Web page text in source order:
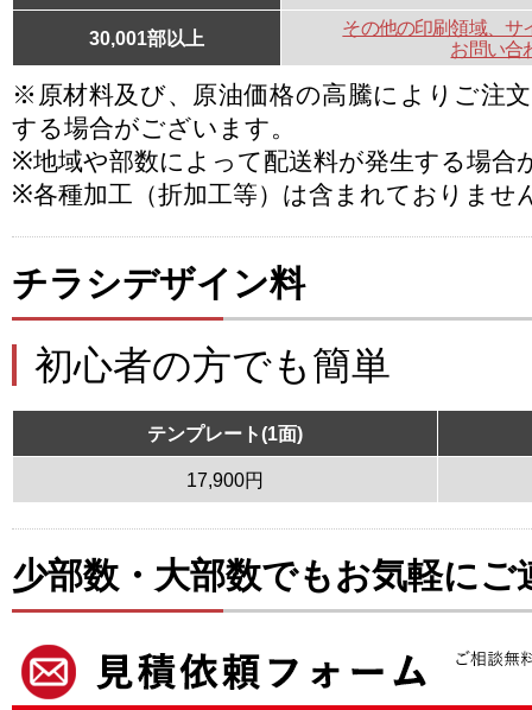
30,001部以上
その他の印刷領域、サ
お問い合
※原材料及び、原油価格の高騰によりご注
する場合がございます。
※地域や部数によって配送料が発生する場合
※各種加工（折加工等）は含まれておりませ
チラシデザイン料
初心者の方でも簡単
テンプレート(1面)
17,900円
少部数・大部数でもお気軽にご